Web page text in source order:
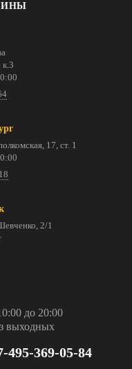
к.3
17, ст. 1
2/1
до 20:00
выходных
495-369-05-84